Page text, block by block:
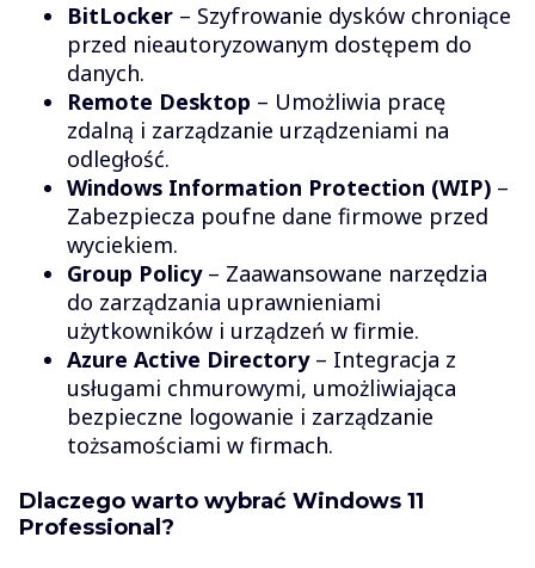
BitLocker – Szyfrowanie dysków chroniące
przed nieautoryzowanym dostępem do
danych.
Remote Desktop – Umożliwia pracę
zdalną i zarządzanie urządzeniami na
odległość.
Windows Information Protection (WIP) –
Zabezpiecza poufne dane firmowe przed
wyciekiem.
Group Policy– Zaawansowane narzędzia
do zarządzania uprawnieniami
użytkowników i urządzeń w firmie.
Azure Active Directory– Integracja z
usługami chmurowymi, umożliwiająca
bezpieczne logowanie i zarządzanie
tożsamościami w firmach.
Dlaczego warto wybrać Windows 11
Professional?